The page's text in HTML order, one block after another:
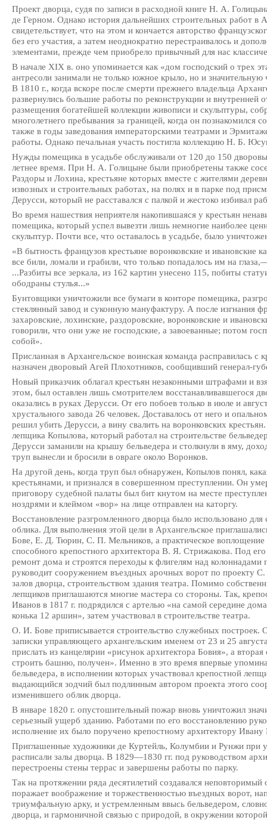
Проект дворца, судя по записи в расходной книге Н. А.
де Герном. Однако история дальнейших строительных работ в
свидетельствует, что на этом и кончается авторство
без его участия, а затем неоднократно перестраивалось и
элементами, прежде чем приобрело привычный для нас
В начале XIX в. оно упоминается как «дом господский о трех
антресоли занимали не только южное крыло, но и
В 1810 г., когда вскоре после смерти прежнего владельца
развернулись большие работы по реконструкции и внутренней
размещения богатейшей коллекции живописи и скульптуры,
многолетнего пребывания за границей, когда он познакомился
также в годы заведования императорскими театрами и
работы. Однако печальная участь постигла коллекцию Н. Б.
Нужды помещика в усадьбе обслуживали от 120 до 150
летнее время. При Н. А. Голицыне были приобретены также
Раздоры и Лохина, крестьяне которых вместе с жителями
извозных и строительных работах, на полях и в парке под
Дерусси, который не расставался с палкой и жестоко избивал
Во время нашествия неприятеля накопившаяся у крестьян
помещика, который успел вывезти лишь немногие наиболее
скульптур. Почти все, что оставалось в усадьбе, было
«В бытность французов крестьяне воронковские и ивановские
все били, ломали и грабили, что только попадалось им на
...Разбиты все зеркала, из 162 картин унесено 115, побиты
ободраны стулья...»
Бунтовщики уничтожили все бумаги в конторе помещика,
стеклянный завод и суконную мануфактуру. А после изгнания
захаровские, лохинские, раздоровские, воронковские и
говорили, что они уже не господские, а завоеванные; потом
собой».
Присланная в Архангельское воинская команда расправилась с
назначен дворовый Агей Плохотников, сообщивший генерал-
Новый приказчик облагал крестьян незаконными штрафами и
этом, был оставлен лишь смотрителем восстанавливавшегося
оказались в руках Дерусси. От его побоев только в июле и
хрустального завода 26 человек. Доставалось от него и
решил убить Дерусси, а вину свалить на воронковских
лепщика Копылова, который работал на строительстве
Дерусси заманили на крышу бельведера и столкнули в яму,
труп вынесли и бросили в овраге около Воронков.
На другой день, когда труп был обнаружен, Копылов понял,
крестьянами, и признался в совершенном преступлении. Он
приговору судебной палаты был бит кнутом на месте
ноздрями и клеймом «вор» на лице отправлен на каторгу.
Восстановление разгромленного дворца было использовано
облика. Для выполнения этой цели в Архангельское
Бове, Е. Д. Тюрин, С. П. Мельников, а практическое воплощение
способного крепостного архитектора В. Я. Стрижакова. Под
ремонт дома и строятся переходы к флигелям над
руководит сооружением въездных арочных ворот по проекту
залов дворца, строительством здания театра. Помимо
лепщиков приглашаются многие мастера со стороны. Так,
Иванов в 1817 г. подрядился с артелью «на самой середине
конька 12 аршин», затем участвовал в строительстве театра.
О. И. Бове приписывается строительство служебных построек.
записки управляющего архангельским именем от 23 и 25
прислать из канцелярии «рисунок архитектора Бовия», а
строить башню, получен». Именно в это время впервые
бельведера, в исполнении которых участвовал крепостной
выдающийся зодчий был подлинным автором проекта этого
изменившего облик дворца.
В январе 1820 г. опустошительный пожар вновь уничтожил
серьезный ущерб зданию. Работами по его восстановлению
исполнение их было поручено крепостному архитектору Ивану
Приглашенные художники де Куртейль, Колумбии и Рунжи при
расписали залы дворца. В 1829—1830 гг. под руководством
перестроены стены террас и завершены работы по парку.
Так на протяжении ряда десятилетий создавался неповторимый
поражает воображение и торжественностью въездных ворот,
триумфальную арку, и устремленным ввысь бельведером,
дворца, и гармоничной связью с природой, в окружении